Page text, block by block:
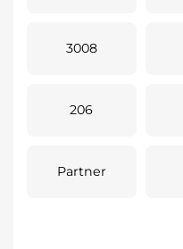
3008
206
Partner